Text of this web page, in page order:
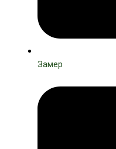
Замер